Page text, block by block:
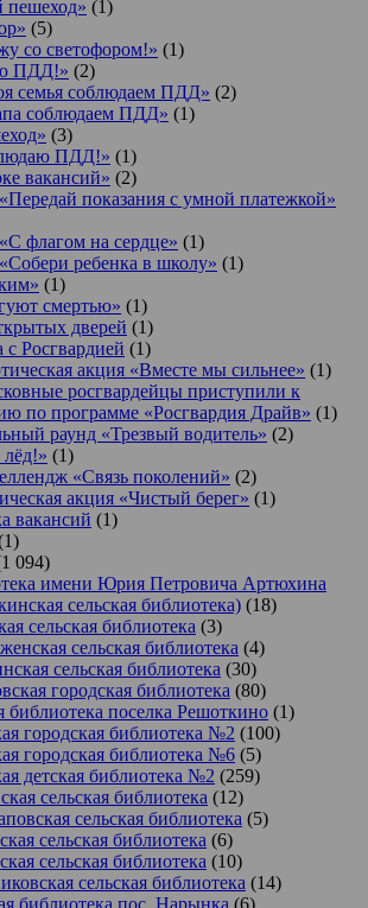
(1)
(5)
со светофором!» (1)
ПДД!» (2)
семья соблюдаем ПДД» (2)
соблюдаем ПДД» (1)
(3)
ПДД!» (1)
вакансий» (2)
показания с умной платежкой»
флагом на сердце» (1)
ребенка в школу» (1)
(1)
смертью» (1)
дверей (1)
с Росгвардией (1)
акция «Вместе мы сильнее» (1)
росгвардейцы приступили к
по программе «Росгвардия Драйв» (1)
раунд «Трезвый водитель» (2)
(1)
«Связь поколений» (2)
акция «Чистый берег» (1)
вакансий (1)
094)
имени Юрия Петровича Артюхина
сельская библиотека) (18)
сельская библиотека (3)
сельская библиотека (4)
сельская библиотека (30)
городская библиотека (80)
библиотека поселка Решоткино (1)
городская библиотека №2 (100)
городская библиотека №6 (5)
детская библиотека №2 (259)
сельская библиотека (12)
сельская библиотека (5)
сельская библиотека (6)
сельская библиотека (10)
сельская библиотека (14)
библиотека пос. Нарынка (6)